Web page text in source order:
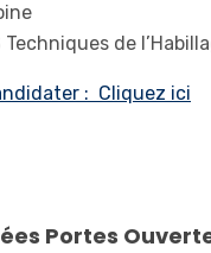
Techniques de
: Cliquez ici
Portes